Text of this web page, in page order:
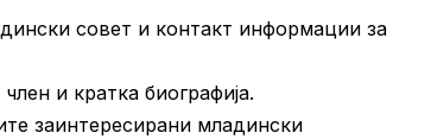
совет и контакт информации за
и кратка биографија.
заинтересирани младински